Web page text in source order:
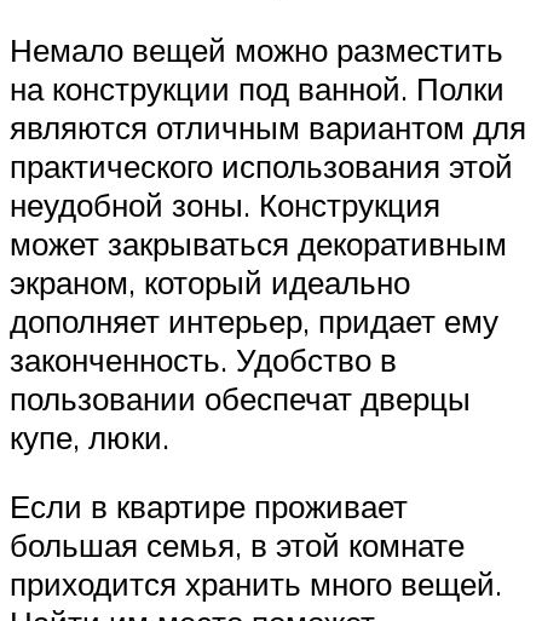
Немало вещей можно разместить
на конструкции под ванной. Полки
являются отличным вариантом для
практического использования этой
неудобной зоны. Конструкция
может закрываться декоративным
экраном, который идеально
дополняет интерьер, придает ему
законченность. Удобство в
пользовании обеспечат дверцы
купе, люки.
Если в квартире проживает
большая семья, в этой комнате
приходится хранить много вещей.